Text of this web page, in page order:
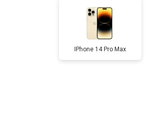
IPhone 14 Pro Max